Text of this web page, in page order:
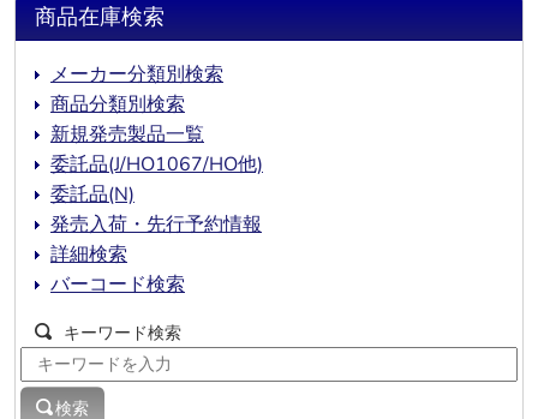
商品在庫検索
メーカー分類別検索
商品分類別検索
新規発売製品一覧
委託品(J/HO1067/HO他)
委託品(N)
発売入荷・先行予約情報
詳細検索
バーコード検索
キーワード検索
検索